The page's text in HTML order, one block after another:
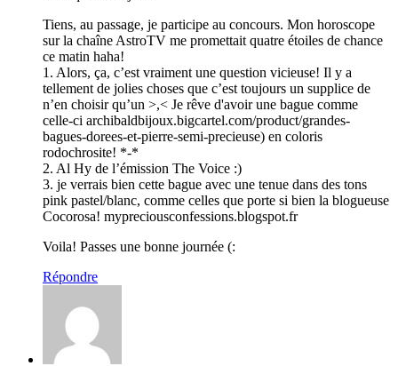
Tiens, au passage, je participe au concours. Mon horoscope
sur la chaîne AstroTV me promettait quatre étoiles de chance
ce matin haha!
1. Alors, ça, c’est vraiment une question vicieuse! Il y a
tellement de jolies choses que c’est toujours un supplice de
n’en choisir qu’un >,< Je rêve d'avoir une bague comme
celle-ci archibaldbijoux.bigcartel.com/product/grandes-
bagues-dorees-et-pierre-semi-precieuse) en coloris
rodochrosite! *-*
2. Al Hy de l’émission The Voice :)
3. je verrais bien cette bague avec une tenue dans des tons
pink pastel/blanc, comme celles que porte si bien la blogueuse
Cocorosa! mypreciousconfessions.blogspot.fr
Voila! Passes une bonne journée (:
Répondre